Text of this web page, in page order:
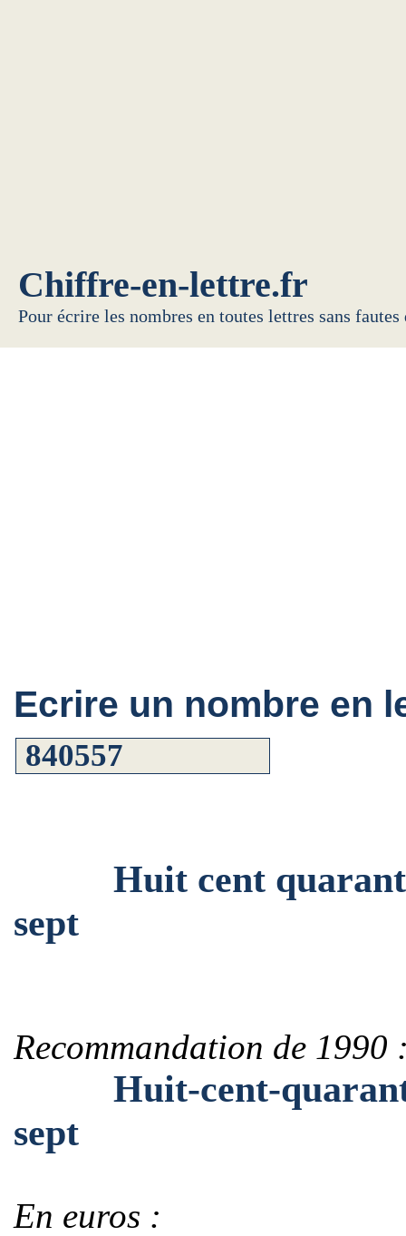
Chiffre-en-lettre.fr
Pour écrire les nombres en toutes lettres sans
Ecrire un nombre en
Huit cent quarante
sept
Recommandation de 1990
Huit-cent-
sept
En euros :